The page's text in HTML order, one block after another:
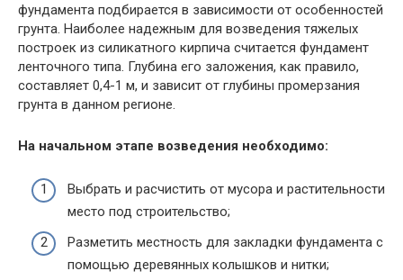
фундамента подбирается в зависимости от особенностей
грунта. Наиболее надежным для возведения тяжелых
построек из силикатного кирпича считается фундамент
ленточного типа. Глубина его заложения, как правило,
составляет 0,4-1 м, и зависит от глубины промерзания
грунта в данном регионе.
На начальном этапе возведения необходимо:
Выбрать и расчистить от мусора и растительности
место под строительство;
Разметить местность для закладки фундамента с
помощью деревянных колышков и нитки;